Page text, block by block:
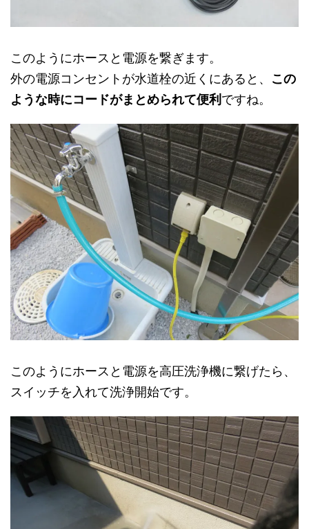
このようにホースと電源を繋ぎます。
外の電源コンセントが水道栓の近くにあると、 この
ような時にコードがまとめられて便利 ですね。
このようにホースと電源を高圧洗浄機に繋げたら、
スイッチを入れて洗浄開始です。